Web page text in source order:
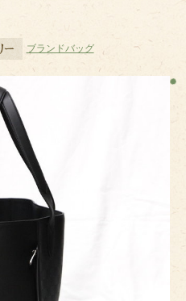
ブランドバッグ